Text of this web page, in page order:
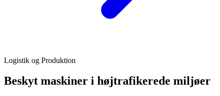
Logistik og Produktion
Beskyt maskiner i højtrafikerede miljøer